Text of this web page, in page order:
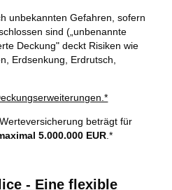
unbekannten Gefahren, sofern
sind („unbenannte
Deckung" deckt Risiken wie
Erdsenkung, Erdrutsch,
beträgt für
5.000.000 EUR .*